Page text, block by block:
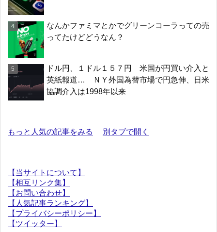
なんかファミマとかでグリーンコーラっての売
ってたけどどうなん？
ドル円、１ドル１５７円 米国が円買い介入と
英紙報道… ＮＹ外国為替市場で円急伸、日米
協調介入は1998年以来
もっと人気の記事をみる 別タブで開く
【当サイトについて】
【相互リンク集】
【お問い合わせ】
【人気記事ランキング】
【プライバシーポリシー】
【ツイッター】